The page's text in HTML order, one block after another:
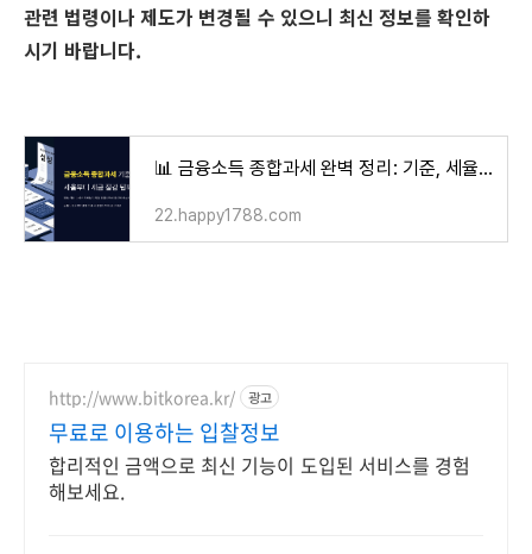
관련 법령이나 제도가 변경될 수 있으니 최신 정보를 확인하
시기 바랍니다.
📊 금융소득 종합과세 완벽 정리: 기준, 세율부터 세금 절감 팁까지!
22.happy1788.com
http://www.bitkorea.kr/ 광고
무료로 이용하는 입찰정보
합리적인 금액으로 최신 기능이 도입된 서비스를 경험
해보세요.